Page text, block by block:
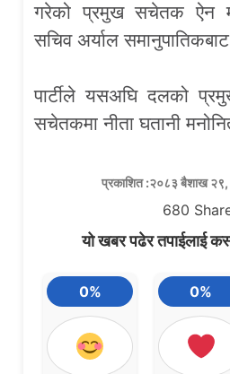
गरेको प्रमुख सचेतक ऐन
सचिव अर्याल
पार्टीले यसअघि दलको
सचेतकमा नीता घतानी
प्रकाशित :२०८३ बैशाख
680
यो खबर पढेर तपाईलाई
0% 0%